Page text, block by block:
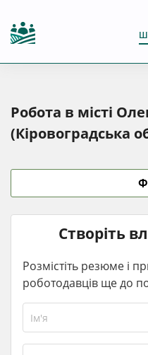
Робота в місті
(Кіровоградська
Створіть
Розмістіть резюме і
роботодавців ще до